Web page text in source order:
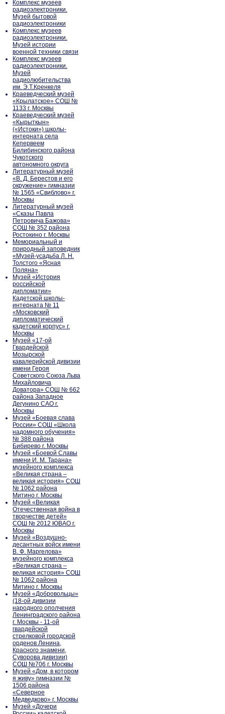
Комплекс музеев
радиоэлектроники.
Музей бытовой
радиоэлектроники
Комплекс музеев
радиоэлектроники.
Музей истории
военной техники связи
Комплекс музеев
радиоэлектроники.
Музей
радиолюбительства
им. Э.Т.Кренкеля
Краеведческий музей
«Крылатское» СОШ №
1133 г. Москвы
Краеведческий музей
«Кырыткын»
(«Истоки») школы-
интерната села
Кепервеем
Билибинского района
Чукотского
автономного округа
Литературный музей
«В. Д. Берестов и его
окружение» гимназии
№ 1565 «Свиблово» г.
Москвы
Литературный музей
«Сказы Павла
Петровича Бажова»
СОШ № 352 района
Ростокино г. Москвы
Мемориальный и
природный заповедник
«Музей-усадьба Л. Н.
Толстого «Ясная
Поляна»
Музей «История
российской
дипломатии»
Кадетской школы-
интерната № 11
«Московский
дипломатический
кадетский корпус» г.
Москвы
Музей «17-ой
Гвардейской
Мозырской
кавалерийской дивизии
имени Героя
Советского Союза Льва
Михайловича
Доватора» СОШ № 662
района Западное
Дегунино САО г.
Москвы
Музей «Боевая слава
России» СОШ «Школа
надомного обучения»
№ 388 района
Бибирево г. Москвы
Музей «Боевой Славы
имени И. М. Тарана»
музейного комплекса
«Великая страна –
великая история» СОШ
№ 1062 района
Митино г. Москвы
Музей «Великая
Отечественная война в
творчестве детей»
СОШ № 2012 ЮВАО г.
Москвы
Музей «Воздушно-
десантных войск имени
В. Ф. Маргелова»
музейного комплекса
«Великая страна –
великая история» СОШ
№ 1062 района
Митино г. Москвы
Музей «Добровольцы»
(18-ой дивизии
народного ополчения
Ленинградского района
г. Москвы - 11-ой
гвардейской
стрелковой городской
орденов Ленина,
Красного знамени,
Суворова дивизии)
СОШ №706 г. Москвы
Музей «Дом, в котором
я живу» гимназии №
1506 района
«Северное
Медведково» г. Москвы
Музей «Дочери